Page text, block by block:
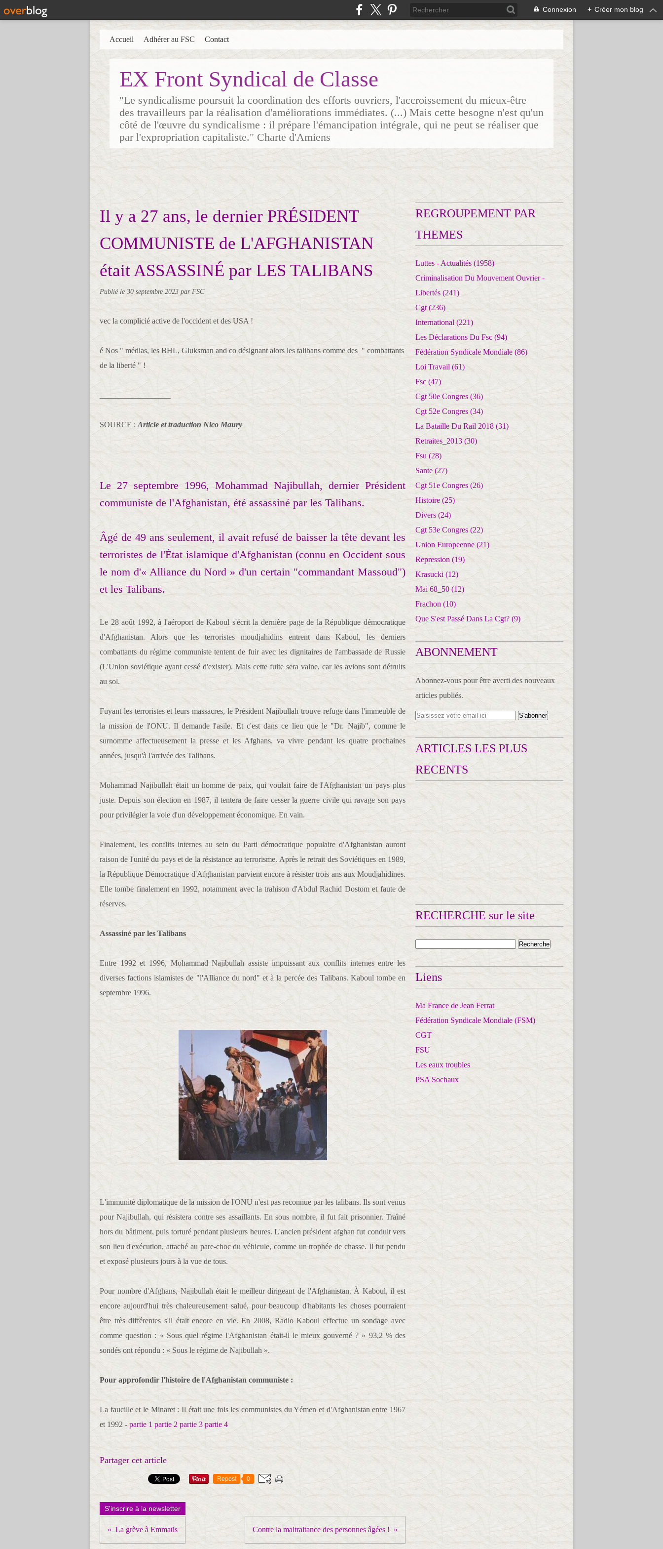
Connexion + Créer mon blog
EX Front Syndical de Classe
"Le syndicalisme poursuit la coordination des efforts ouvriers, l'accroissement du mieux-être
des travailleurs par la réalisation d'améliorations immédiates. (...) Mais cette besogne n'est qu'un
côté de l'œuvre du syndicalisme : il prépare l'émancipation intégrale, qui ne peut se réaliser que
par l'expropriation capitaliste." Charte d'Amiens
Accueil Adhérer au FSC Contact
Il y a 27 ans, le dernier PRÉSIDENT
COMMUNISTE de L'AFGHANISTAN
était ASSASSINÉ par LES TALIBANS
Publié le 30 septembre 2023 par FSC
vec la complicié active de l'occident et des USA !
é Nos " médias, les BHL, Gluksman and co désignant alors les talibans comme des " combattants
de la liberté " !
SOURCE : Article et traduction Nico Maury
Le 27 septembre 1996, Mohammad Najibullah, dernier Président
communiste de l'Afghanistan, été assassiné par les Talibans.
Âgé de 49 ans seulement, il avait refusé de baisser la tête devant les
terroristes de l'État islamique d'Afghanistan (connu en Occident sous
le nom d'« Alliance du Nord » d'un certain "commandant Massoud")
et les Talibans.
Le 28 août 1992, à l'aéroport de Kaboul s'écrit la dernière page de la République démocratique
d'Afghanistan. Alors que les terroristes moudjahidins entrent dans Kaboul, les derniers
combattants du régime communiste tentent de fuir avec les dignitaires de l'ambassade de Russie
(L'Union soviétique ayant cessé d'exister). Mais cette fuite sera vaine, car les avions sont détruits
au sol.
Fuyant les terroristes et leurs massacres, le Président Najibullah trouve refuge dans l'immeuble de
la mission de l'ONU. Il demande l'asile. Et c'est dans ce lieu que le "Dr. Najib", comme le
surnomme affectueusement la presse et les Afghans, va vivre pendant les quatre prochaines
années, jusqu'à l'arrivée des Talibans.
Mohammad Najibullah était un homme de paix, qui voulait faire de l'Afghanistan un pays plus
juste. Depuis son élection en 1987, il tentera de faire cesser la guerre civile qui ravage son pays
pour privilégier la voie d'un développement économique. En vain.
Finalement, les conflits internes au sein du Parti démocratique populaire d'Afghanistan auront
raison de l'unité du pays et de la résistance au terrorisme. Après le retrait des Soviétiques en 1989,
la République Démocratique d'Afghanistan parvient encore à résister trois ans aux Moudjahidines.
Elle tombe finalement en 1992, notamment avec la trahison d'Abdul Rachid Dostom et faute de
réserves.
Assassiné par les Talibans
Entre 1992 et 1996, Mohammad Najibullah assiste impuissant aux conflits internes entre les
diverses factions islamistes de "l'Alliance du nord" et à la percée des Talibans. Kaboul tombe en
septembre 1996.
L'immunité diplomatique de la mission de l'ONU n'est pas reconnue par les talibans. Ils sont venus
pour Najibullah, qui résistera contre ses assaillants. En sous nombre, il fut fait prisonnier. Traîné
hors du bâtiment, puis torturé pendant plusieurs heures. L'ancien président afghan fut conduit vers
son lieu d'exécution, attaché au pare-choc du véhicule, comme un trophée de chasse. Il fut pendu
et exposé plusieurs jours à la vue de tous.
Pour nombre d'Afghans, Najibullah était le meilleur dirigeant de l'Afghanistan. À Kaboul, il est
encore aujourd'hui très chaleureusement salué, pour beaucoup d'habitants les choses pourraient
être très différentes s'il était encore en vie. En 2008, Radio Kaboul effectue un sondage avec
comme question : « Sous quel régime l'Afghanistan était-il le mieux gouverné ? » 93,2 % des
sondés ont répondu : « Sous le régime de Najibullah ».
Pour approfondir l'histoire de l'Afghanistan communiste :
La faucille et le Minaret : Il était une fois les communistes du Yémen et d'Afghanistan entre 1967
et 1992 - partie 1 partie 2 partie 3 partie 4
Partager cet article
Repost 0
S'inscrire à la newsletter
La grève à Emmaüs Contre la maltraitance des personnes âgées !
REGROUPEMENT PAR
THEMES
Luttes - Actualités (1958)
Criminalisation Du Mouvement Ouvrier -
Libertés (241)
Cgt (236)
International (221)
Les Déclarations Du Fsc (94)
Fédération Syndicale Mondiale (86)
Loi Travail (61)
Fsc (47)
Cgt 50e Congres (36)
Cgt 52e Congres (34)
La Bataille Du Rail 2018 (31)
Retraites_2013 (30)
Fsu (28)
Sante (27)
Cgt 51e Congres (26)
Histoire (25)
Divers (24)
Cgt 53e Congres (22)
Union Europeenne (21)
Repression (19)
Krasucki (12)
Mai 68_50 (12)
Frachon (10)
Que S'est Passé Dans La Cgt? (9)
ABONNEMENT
Abonnez-vous pour être averti des nouveaux
articles publiés.
ARTICLES LES PLUS
RECENTS
RECHERCHE sur le site
Liens
Ma France de Jean Ferrat
Fédération Syndicale Mondiale (FSM)
CGT
FSU
Les eaux troubles
PSA Sochaux